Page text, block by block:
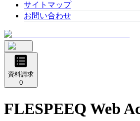
サイトマップ
お問い合わせ
資料請求
0
FLESPEEQ Web